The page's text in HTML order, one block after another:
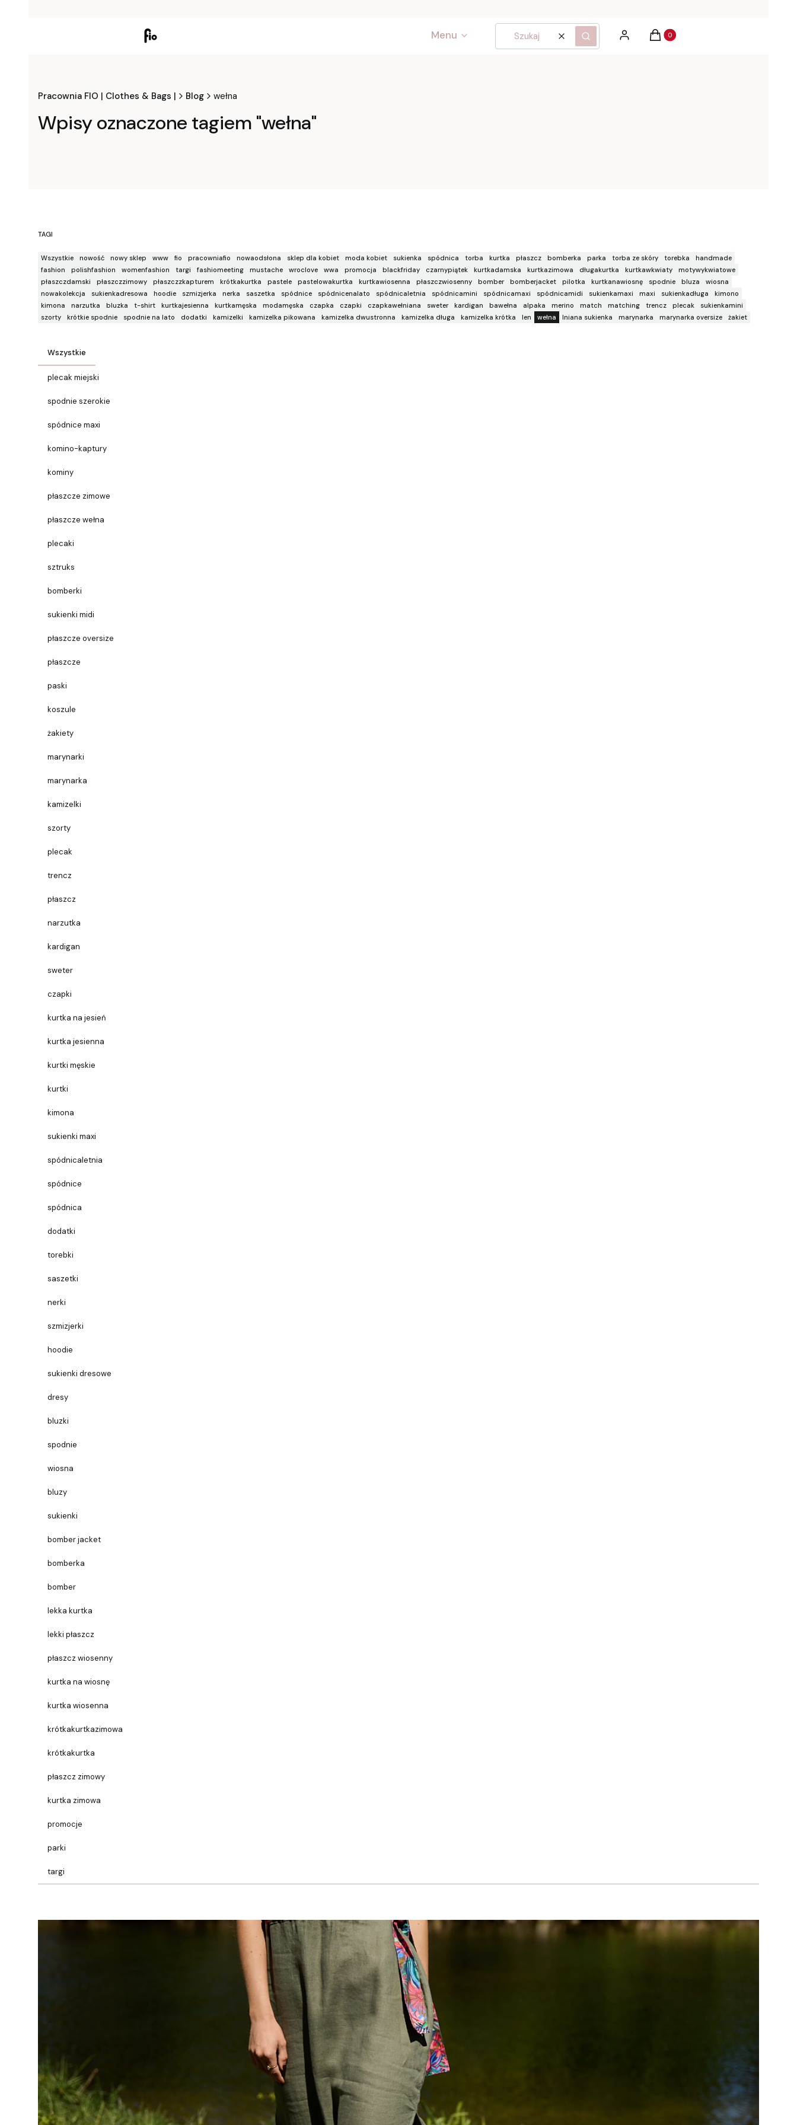
Menu WyczyśćSzukaj
Zaloguj sięProdukty w koszyku: 0. Zobacz
Koszyk
Pracownia FIO | Clothes & Bags | Blog wełna
Wpisy oznaczone tagiem "wełna"
TAGI
Wszystkie nowość nowy sklep www fio pracowniafio nowaodsłona sklep dla kobiet moda kobiet sukienka spódnica torba kurtka płaszcz bomberka parka torba ze skóry torebka
handmade
fashion
polishfashion womenfashion targi fashiomeeting mustache wroclove wwa promocja blackfriday czarnypiątek kurtkadamska kurtkazimowa długakurtka kurtkawkwiaty
motywykwiatowe
płaszczdamski
płaszczzimowy płaszczzkapturem krótkakurtka pastele pastelowakurtka kurtkawiosenna płaszczwiosenny bomber bomberjacket pilotka kurtkanawiosnę spodnie bluza
wiosna
nowakolekcja
sukienkadresowa hoodie szmizjerka nerka saszetka spódnice spódnicenalato spódnicaletnia spódnicamini spódnicamaxi spódnicamidi sukienkamaxi maxi sukienkadługa
kimono
kimona
narzutka bluzka t-shirt kurtkajesienna kurtkamęska modamęska czapka czapki czapkawełniana sweter kardigan bawełna alpaka merino match matching trencz plecak
sukienkamini
szorty
krótkie spodnie spodnie na lato dodatki kamizelki kamizelka pikowana kamizelka dwustronna kamizelka długa kamizelka krótka len wełna lniana sukienka marynarka marynarka oversize żakiet
Wszystkie
plecak miejski
spodnie szerokie
spódnice maxi
komino-kaptury
kominy
płaszcze zimowe
płaszcze wełna
plecaki
sztruks
bomberki
sukienki midi
płaszcze oversize
płaszcze
paski
koszule
żakiety
marynarki
marynarka
kamizelki
szorty
plecak
trencz
płaszcz
narzutka
kardigan
sweter
czapki
kurtka na jesień
kurtka jesienna
kurtki męskie
kurtki
kimona
sukienki maxi
spódnicaletnia
spódnice
spódnica
dodatki
torebki
saszetki
nerki
szmizjerki
hoodie
sukienki dresowe
dresy
bluzki
spodnie
wiosna
bluzy
sukienki
bomber jacket
bomberka
bomber
lekka kurtka
lekki płaszcz
płaszcz wiosenny
kurtka na wiosnę
kurtka wiosenna
krótkakurtkazimowa
krótkakurtka
płaszcz zimowy
kurtka zimowa
promocje
parki
targi